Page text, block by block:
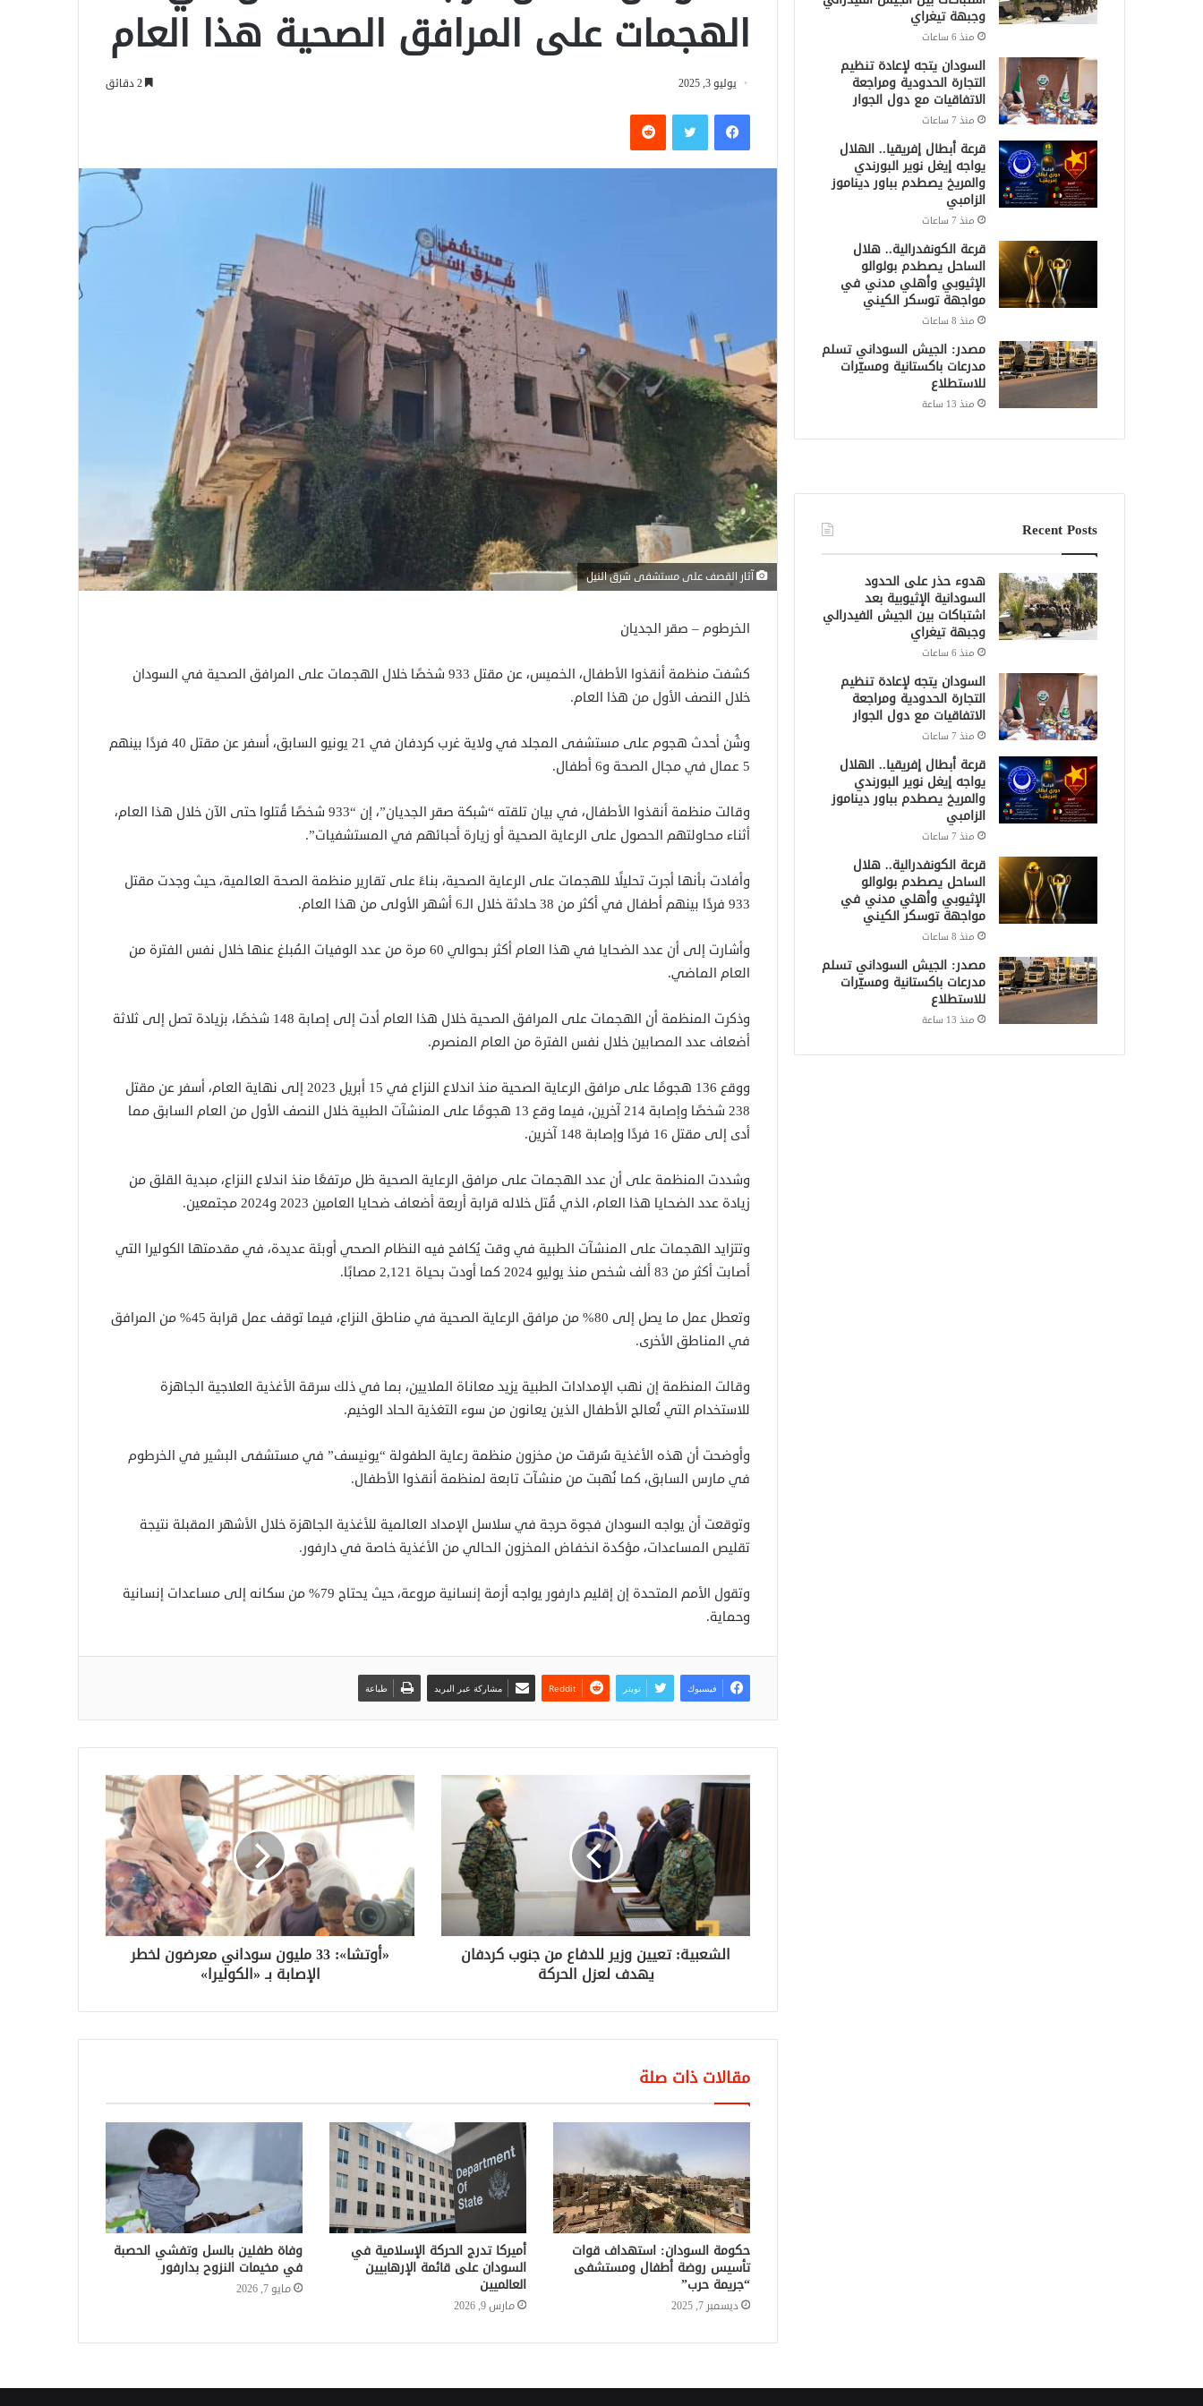
الهجمات على المرافق الصحية هذا العام
يوليو 3, 2025
فيسبوكتويتر
آثار القصف على مستشفى شرق النيل
الخرطوم – صقر الجديان
كشفت منظمة أنقذوا الأطفال، الخميس، عن مقتل 933 شخصًا خلال الهجمات على المرافق الصحية في السودان
خلال النصف الأول من هذا العام.
وشُن أحدث هجوم على مستشفى المجلد في ولاية غرب كردفان في 21 يونيو السابق، أسفر عن مقتل 40 فردًا بينهم
5 عمال في مجال الصحة و6 أطفال.
وقالت منظمة أنقذوا الأطفال، في بيان تلقته “شبكة صقر الجديان”، إن “933 شخصًا قُتلوا حتى الآن خلال هذا العام،
أثناء محاولتهم الحصول على الرعاية الصحية أو زيارة أحبائهم في المستشفيات”.
وأفادت بأنها أجرت تحليلًا للهجمات على الرعاية الصحية، بناءً على تقارير منظمة الصحة العالمية، حيث وجدت مقتل
933 فردًا بينهم أطفال في أكثر من 38 حادثة خلال الـ6 أشهر الأولى من هذا العام.
وأشارت إلى أن عدد الضحايا في هذا العام أكثر بحوالي 60 مرة من عدد الوفيات المُبلغ عنها خلال نفس الفترة من
العام الماضي.
وذكرت المنظمة أن الهجمات على المرافق الصحية خلال هذا العام أدت إلى إصابة 148 شخصًا، بزيادة تصل إلى ثلاثة
أضعاف عدد المصابين خلال نفس الفترة من العام المنصرم.
ووقع 136 هجومًا على مرافق الرعاية الصحية منذ اندلاع النزاع في 15 أبريل 2023 إلى نهاية العام، أسفر عن مقتل
238 شخصًا وإصابة 214 آخرين، فيما وقع 13 هجومًا على المنشآت الطبية خلال النصف الأول من العام السابق مما
أدى إلى مقتل 16 فردًا وإصابة 148 آخرين.
وشددت المنظمة على أن عدد الهجمات على مرافق الرعاية الصحية ظل مرتفعًا منذ اندلاع النزاع، مبدية القلق من
زيادة عدد الضحايا هذا العام، الذي قُتل خلاله قرابة أربعة أضعاف ضحايا العامين 2023 و2024 مجتمعين.
وتتزايد الهجمات على المنشآت الطبية في وقت يُكافح فيه النظام الصحي أوبئة عديدة، في مقدمتها الكوليرا التي
أصابت أكثر من 83 ألف شخص منذ يوليو 2024 كما أودت بحياة 2,121 مصابًا.
وتعطل عمل ما يصل إلى 80% من مرافق الرعاية الصحية في مناطق النزاع، فيما توقف عمل قرابة 45% من المرافق
في المناطق الأخرى.
وقالت المنظمة إن نهب الإمدادات الطبية يزيد معاناة الملايين، بما في ذلك سرقة الأغذية العلاجية الجاهزة
للاستخدام التي تُعالج الأطفال الذين يعانون من سوء التغذية الحاد الوخيم.
وأوضحت أن هذه الأغذية سُرقت من مخزون منظمة رعاية الطفولة “يونيسف” في مستشفى البشير في الخرطوم
في مارس السابق، كما نُهبت من منشآت تابعة لمنظمة أنقذوا الأطفال.
وتوقعت أن يواجه السودان فجوة حرجة في سلاسل الإمداد العالمية للأغذية الجاهزة خلال الأشهر المقبلة نتيجة
تقليص المساعدات، مؤكدة انخفاض المخزون الحالي من الأغذية خاصة في دارفور.
وتقول الأمم المتحدة إن إقليم دارفور يواجه أزمة إنسانية مروعة، حيث يحتاج 79% من سكانه إلى مساعدات إنسانية
وحماية.
فيسبوك تويتر مشاركة عبر البريد طباعة
الشعبية: تعيين وزير للدفاع من جنوب كردفان
يهدف لعزل الحركة
«أوتشا»: 33 مليون سوداني معرضون لخطر
الإصابة بـ «الكوليرا»
مقالات ذات صلة
حكومة السودان: استهداف قوات
تأسيس روضة أطفال ومستشفى
“جريمة حرب”
ديسمبر 7, 2025
أميركا تدرج الحركة الإسلامية في
السودان على قائمة الإرهابيين
العالميين
مارس 9, 2026
وفاة طفلين بالسل وتفشي الحصبة
في مخيمات النزوح بدارفور
مايو 7, 2026
وجبهة تيغراي
منذ 6 ساعات
السودان يتجه لإعادة تنظيم
التجارة الحدودية ومراجعة
الاتفاقيات مع دول الجوار
منذ 7 ساعات
قرعة أبطال إفريقيا.. الهلال
يواجه إيغل نوير البورندي
والمريخ يصطدم بباور ديناموز
الزامبي
منذ 7 ساعات
قرعة الكونفدرالية.. هلال
الساحل يصطدم بولوالو
الإثيوبي وأهلي مدني في
مواجهة توسكر الكيني
منذ 8 ساعات
مصدر: الجيش السوداني تسلم
مدرعات باكستانية ومسيّرات
للاستطلاع
منذ 13 ساعة
Recent Posts
هدوء حذر على الحدود
السودانية الإثيوبية بعد
اشتباكات بين الجيش الفيدرالي
وجبهة تيغراي
منذ 6 ساعات
السودان يتجه لإعادة تنظيم
التجارة الحدودية ومراجعة
الاتفاقيات مع دول الجوار
منذ 7 ساعات
قرعة أبطال إفريقيا.. الهلال
يواجه إيغل نوير البورندي
والمريخ يصطدم بباور ديناموز
الزامبي
منذ 7 ساعات
قرعة الكونفدرالية.. هلال
الساحل يصطدم بولوالو
الإثيوبي وأهلي مدني في
مواجهة توسكر الكيني
منذ 8 ساعات
مصدر: الجيش السوداني تسلم
مدرعات باكستانية ومسيّرات
للاستطلاع
منذ 13 ساعة